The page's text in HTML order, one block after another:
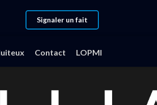
Signaler un fait
Contact LOPMI